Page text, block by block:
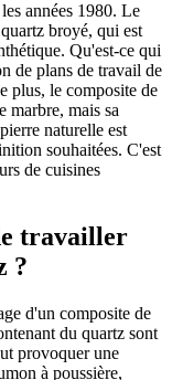
années 1980. Le
broyé, qui est
Qu'est-ce qui
de plans de travail de
plus, le composite de
marbre, mais sa
naturelle est
souhaitées. C'est
de cuisines
travailler
?
d'un composite de
du quartz sont
provoquer une
à poussière,